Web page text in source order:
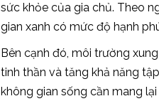
sức khỏe của gia chủ. Theo
gian xanh có mức độ hạnh
Bên cạnh đó, môi trường
tinh thần và tăng khả năng
không gian sống cần mang